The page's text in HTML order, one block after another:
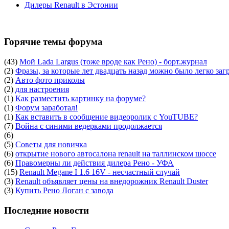
Дилеры Renault в Эстонии
Горячие темы форума
(43) Мой Lada Largus (тоже вроде как Рено) - борт.журнал
(2) Фразы, за которые лет двадцать назад можно было легко
(2) Авто фото приколы
(2) для настроения
(1) Как разместить картинку на форуме?
(1) Форум заработал!
(1) Как вставить в сообщение видеоролик с YouTUBE?
(7) Война с синими ведерками продолжается
(6)
(5) Советы для новичка
(6) открытие нового автосалона renault на таллинском шоссе
(6) Правомерны ли действия дилера Рено - УФА
(15) Renault Megane I 1.6 16V - несчастный случай
(3) Renault объявляет цены на внедорожник Renault Duster
(3) Купить Рено Логан с завода
Последние новости